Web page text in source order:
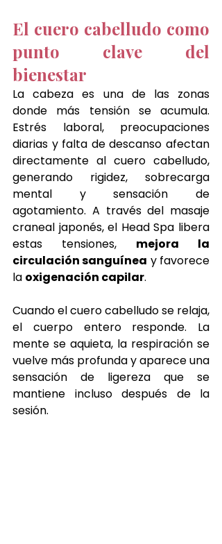
El cuero cabelludo como
punto clave del
bienestar
La cabeza es una de las zonas
donde más tensión se acumula.
Estrés laboral, preocupaciones
diarias y falta de descanso afectan
directamente al cuero cabelludo,
generando rigidez, sobrecarga
mental y sensación de
agotamiento. A través del masaje
craneal japonés, el Head Spa libera
estas tensiones, mejora la
circulación sanguínea y favorece
la oxigenación capilar.
Cuando el cuero cabelludo se relaja,
el cuerpo entero responde. La
mente se aquieta, la respiración se
vuelve más profunda y aparece una
sensación de ligereza que se
mantiene incluso después de la
sesión.